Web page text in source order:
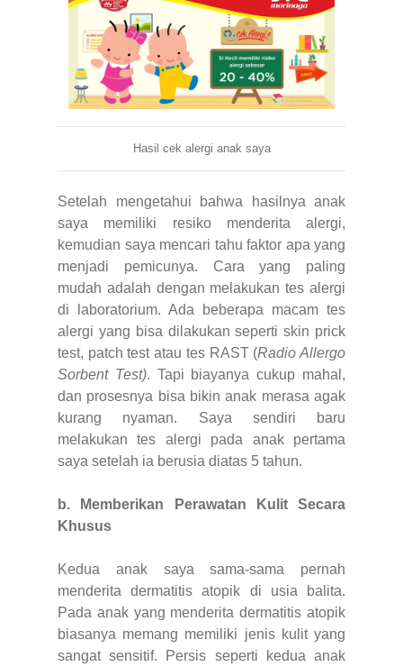
Hasil cek alergi anak saya
Setelah mengetahui bahwa hasilnya anak
saya memiliki resiko menderita alergi,
kemudian saya mencari tahu faktor apa yang
menjadi pemicunya. Cara yang paling
mudah adalah dengan melakukan tes alergi
di laboratorium. Ada beberapa macam tes
alergi yang bisa dilakukan seperti skin prick
test, patch test atau tes RAST (Radio Allergo
Sorbent Test). Tapi biayanya cukup mahal,
dan prosesnya bisa bikin anak merasa agak
kurang nyaman. Saya sendiri baru
melakukan tes alergi pada anak pertama
saya setelah ia berusia diatas 5 tahun.
b. Memberikan Perawatan Kulit Secara
Khusus
Kedua anak saya sama-sama pernah
menderita dermatitis atopik di usia balita.
Pada anak yang menderita dermatitis atopik
biasanya memang memiliki jenis kulit yang
sangat sensitif. Persis seperti kedua anak